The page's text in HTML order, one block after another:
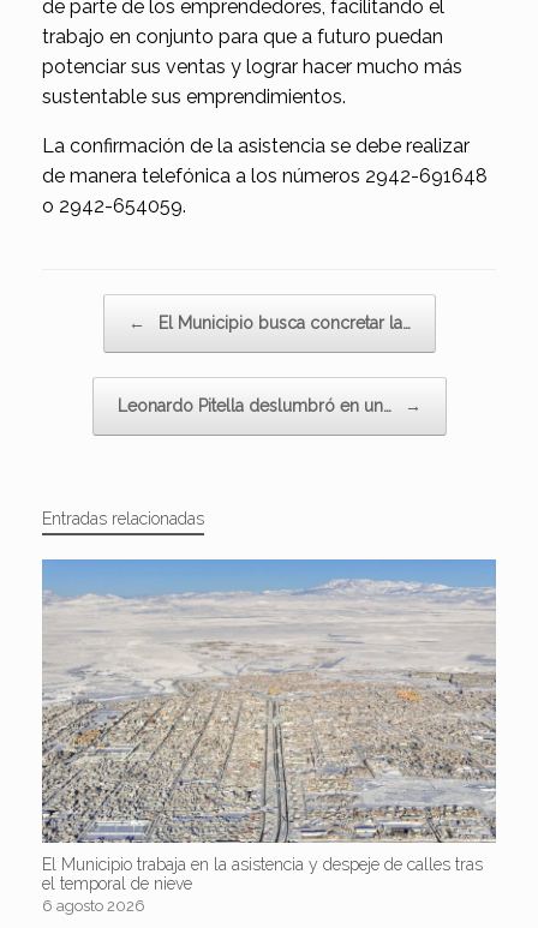
de parte de los emprendedores, facilitando el
trabajo en conjunto para que a futuro puedan
potenciar sus ventas y lograr hacer mucho más
sustentable sus emprendimientos.
La confirmación de la asistencia se debe realizar
de manera telefónica a los números 2942-691648
o 2942-654059.
← El Municipio busca concretar la…
Leonardo Pitella deslumbró en un… →
Entradas relacionadas
El Municipio trabaja en la asistencia y despeje de calles tras
el temporal de nieve
6 agosto 2026